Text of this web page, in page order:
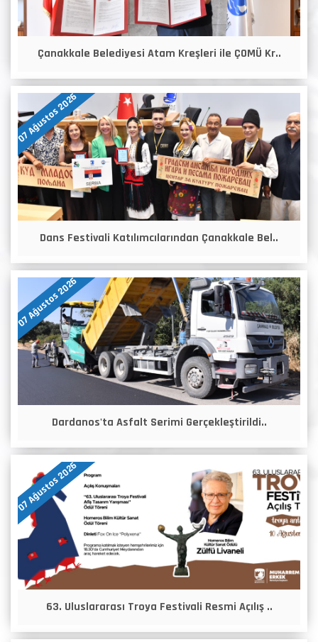
Çanakkale Belediyesi Atam Kreşleri ile ÇOMÜ Kr..
07 Ağustos 2026
Dans Festivali Katılımcılarından Çanakkale Bel..
07 Ağustos 2026
Dardanos'ta Asfalt Serimi Gerçekleştirildi..
07 Ağustos 2026
63. Uluslararası Troya Festivali Resmi Açılış ..